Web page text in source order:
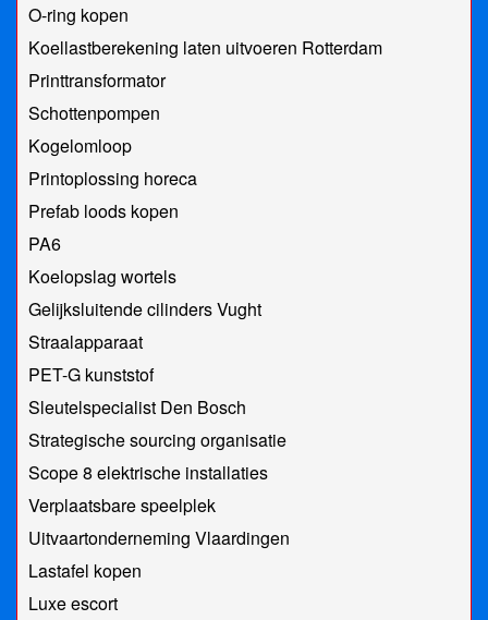
O-ring kopen
Koellastberekening laten uitvoeren Rotterdam
Printtransformator
Schottenpompen
Kogelomloop
Printoplossing horeca
Prefab loods kopen
PA6
Koelopslag wortels
Gelijksluitende cilinders Vught
Straalapparaat
PET-G kunststof
Sleutelspecialist Den Bosch
Strategische sourcing organisatie
Scope 8 elektrische installaties
Verplaatsbare speelplek
Uitvaartonderneming Vlaardingen
Lastafel kopen
Luxe escort